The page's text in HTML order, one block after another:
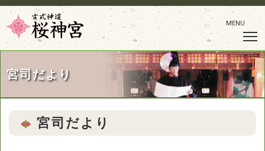
MENU
宮司だより
宮司だより